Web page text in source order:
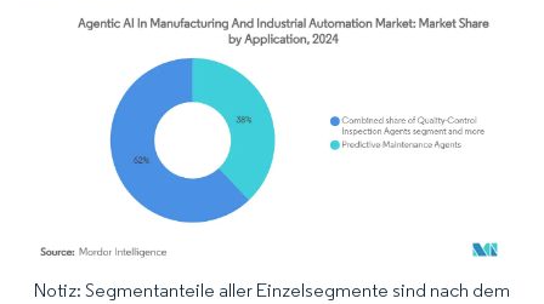
Bild © Mordor Intelligence. Wiederverwendung erfordert Namensnennung
Notiz: Segmentanteile aller Einzelsegmente sind nach dem